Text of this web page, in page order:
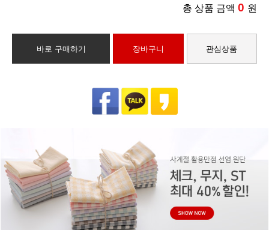
총 상품 금액 0 원
바로 구매하기 장바구니 관심상품